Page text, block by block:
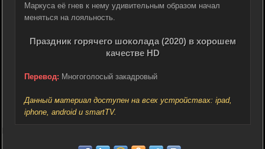
Маркуса её гнев к нему удивительным образом начал
меняться на лояльность.
Праздник горячего шоколада (2020) в хорошем
качестве HD
Перевод: Многоголосый закадровый
Данный материал доступен на всех устройствах: ipad,
iphone, android и smartTV.